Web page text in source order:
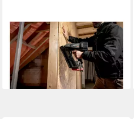
Nagler Metabo Akku-Nagler
NFR 18 LTX 90 BL metaBOX
340
ab 514,95 €
lieferbar - in 3-4 Werktagen bei dir